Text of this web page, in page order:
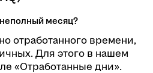
неполный месяц?
отработанного времени,
Для этого в нашем
«Отработанные дни».